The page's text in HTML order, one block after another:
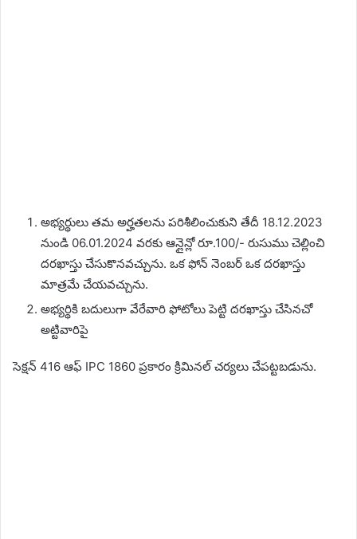
అభ్యర్థులు తమ అర్హతలను పరిశీలించుకుని తేదీ 18.12.2023
నుండి 06.01.2024 వరకు ఆన్లైన్లో రూ.100/- రుసుము చెల్లించి
దరఖాస్తు చేసుకొనవచ్చును. ఒక ఫోన్ నెంబర్ ఒక దరఖాస్తు
మాత్రమే చేయవచ్చును.
అభ్యర్థికి బదులుగా వేరేవారి ఫోటోలు పెట్టి దరఖాస్తు చేసినచో
అట్టివారిపై
సెక్షన్ 416 ఆఫ్ IPC 1860 ప్రకారం క్రిమినల్ చర్యలు చేపట్టబడును.